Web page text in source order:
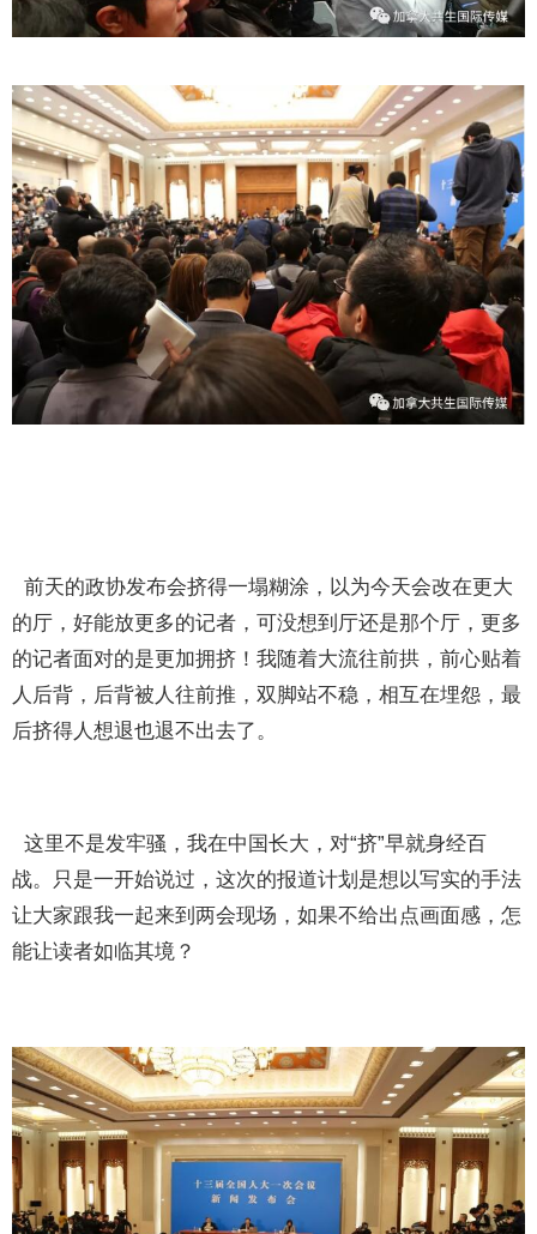
前天的政协发布会挤得一塌糊涂，以为今天会改在更大
的厅，好能放更多的记者，可没想到厅还是那个厅，更多
的记者面对的是更加拥挤！我随着大流往前拱，前心贴着
人后背，后背被人往前推，双脚站不稳，相互在埋怨，最
后挤得人想退也退不出去了。
这里不是发牢骚，我在中国长大，对“挤”早就身经百
战。只是一开始说过，这次的报道计划是想以写实的手法
让大家跟我一起来到两会现场，如果不给出点画面感，怎
能让读者如临其境？